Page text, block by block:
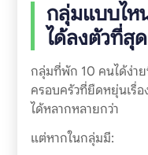
กลุ่มแบบไห
ได้ลงตัวที่สุด
กลุ่มที่พัก 10 คนได้ง่า
ครอบครัวที่ยืดหยุ่นเรื่อ
ได้หลากหลายกว่า
แต่หากในกลุ่มมี: